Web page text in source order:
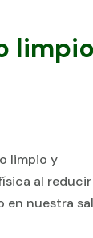
limpio y
al reducir
en nuestra